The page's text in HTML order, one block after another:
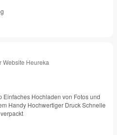
Website Heureka
Hochladen von Fotos und
Handy Hochwertiger Druck Schnelle